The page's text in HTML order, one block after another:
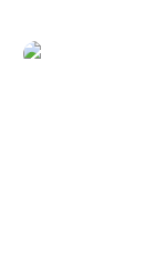
도전을 할 수